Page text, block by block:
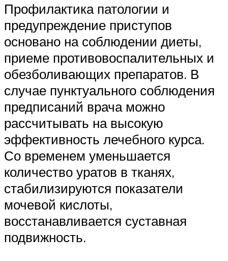
Профилактика патологии и
предупреждение приступов
основано на соблюдении диеты,
приеме противовоспалительных и
обезболивающих препаратов. В
случае пунктуального соблюдения
предписаний врача можно
рассчитывать на высокую
эффективность лечебного курса.
Со временем уменьшается
количество уратов в тканях,
стабилизируются показатели
мочевой кислоты,
восстанавливается суставная
подвижность.